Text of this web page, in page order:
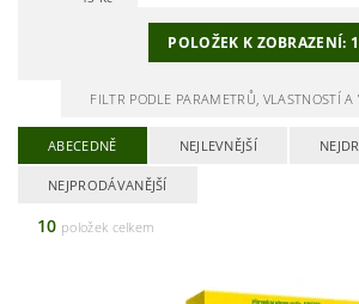
POLOŽEK K ZOBRAZENÍ:
FILTR PODLE PARAMETRŮ, VLASTNOSTÍ A
ABECEDNĚ NEJLEVNĚJŠÍ
NEJPRODÁVANĚJŠÍ
10 položek celkem